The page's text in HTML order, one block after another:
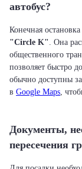
автобус?
Конечная
"Circle K". Она
общественного
позволяет быстро
обычно доступны
в Google Maps,
Документы,
пересечения